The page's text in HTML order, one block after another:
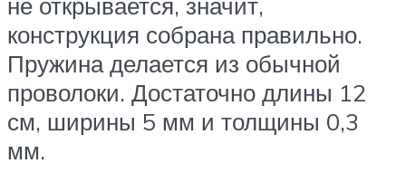
конструкция собрана правильно.
Пружина делается из обычной
проволоки. Достаточно длины 12
см, ширины 5 мм и толщины 0,3
мм.